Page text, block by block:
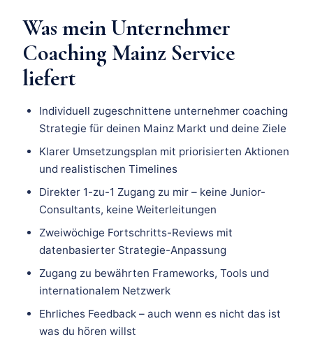
Was mein Unternehmer
Coaching Mainz Service
liefert
Individuell zugeschnittene unternehmer coaching
Strategie für deinen Mainz Markt und deine Ziele
Klarer Umsetzungsplan mit priorisierten Aktionen
und realistischen Timelines
Direkter 1-zu-1 Zugang zu mir – keine Junior-
Consultants, keine Weiterleitungen
Zweiwöchige Fortschritts-Reviews mit
datenbasierter Strategie-Anpassung
Zugang zu bewährten Frameworks, Tools und
internationalem Netzwerk
Ehrliches Feedback – auch wenn es nicht das ist
was du hören willst